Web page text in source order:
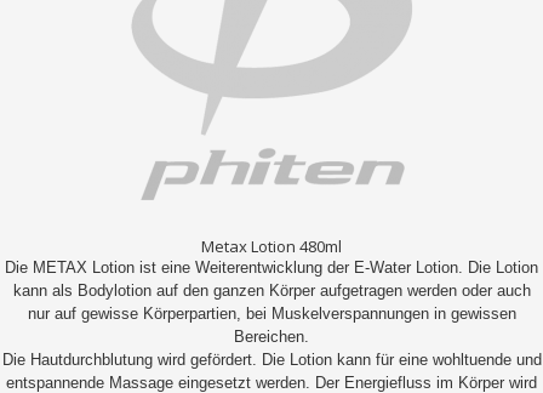
Metax Lotion 480ml
Die METAX Lotion ist eine Weiterentwicklung der E-Water Lotion. Die Lotion
kann als Bodylotion auf den ganzen Körper aufgetragen werden oder auch
nur auf gewisse Körperpartien, bei Muskelverspannungen in gewissen
Bereichen.
Die Hautdurchblutung wird gefördert. Die Lotion kann für eine wohltuende und
entspannende Massage eingesetzt werden. Der Energiefluss im Körper wird